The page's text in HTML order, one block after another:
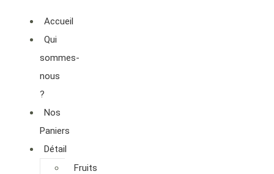
Accueil
Qui
sommes-
nous
?
Nos
Paniers
Détail
Fruits